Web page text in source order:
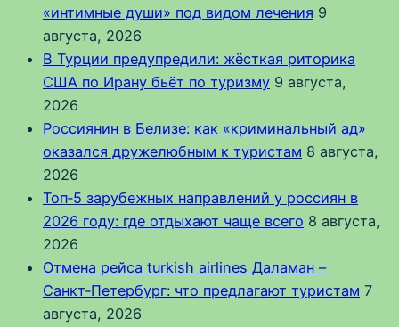
«интимные души» под видом лечения 9
августа, 2026
В Турции предупредили: жёсткая риторика
США по Ирану бьёт по туризму 9 августа,
2026
Россиянин в Белизе: как «криминальный ад»
оказался дружелюбным к туристам 8 августа,
2026
Топ‑5 зарубежных направлений у россиян в
2026 году: где отдыхают чаще всего 8 августа,
2026
Отмена рейса turkish airlines Даламан –
Санкт‑Петербург: что предлагают туристам 7
августа, 2026